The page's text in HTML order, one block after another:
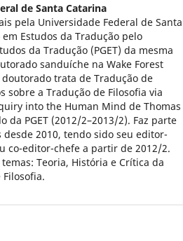
de Santa Catarina
pela Universidade Federal de Santa
Estudos da Tradução pelo
da Tradução (PGET) da mesma
sanduíche na Wake Forest
trata de Tradução de
sobre a Tradução de Filosofia via
into the Human Mind de Thomas
PGET (2012/2–2013/2). Faz parte
2010, tendo sido seu editor-
co-editor-chefe a partir de 2012/2.
Teoria, História e Crítica da